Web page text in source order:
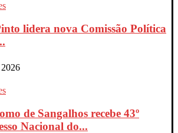
lidera nova Comissão Política
de Sangalhos recebe 43º
Nacional do...